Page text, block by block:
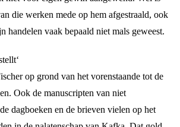
die werken mede op hem afgestraald, ook
handelen vaak bepaald niet mals geweest.
op grond van het vorenstaande tot de
Ook de manuscripten van niet
dagboeken en de brieven vielen op het